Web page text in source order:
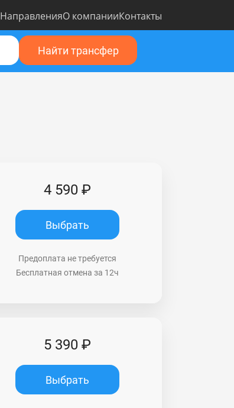
НаправленияО компанииКонтакты
Найти трансфер
4 590 ₽
Выбрать
Предоплата не требуется
Бесплатная отмена за 12ч
5 390 ₽
Выбрать